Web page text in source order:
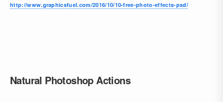
http://www.graphicsfuel.com/2016/10/10-free-photo-effects-psd/
Natural Photoshop Actions